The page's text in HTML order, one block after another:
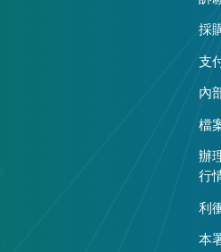
採
支
內
檔
辦
行
利
本